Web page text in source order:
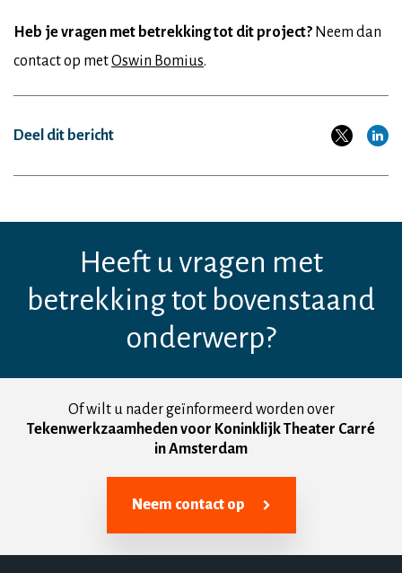
Heb je vragen met betrekking tot dit project? Neem dan
contact op metOswin Bomius.
Deel dit bericht
Heeft u vragen met
betrekking tot bovenstaand
onderwerp?
Of wilt u nader geïnformeerd worden over
Tekenwerkzaamheden voor Koninklijk Theater Carré
in Amsterdam
Neem contact op